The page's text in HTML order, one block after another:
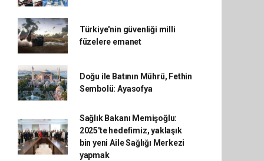
Türkiye'nin güvenliği milli
füzelere emanet
Doğu ile Batının Mührü, Fethin
Sembolü: Ayasofya
Sağlık Bakanı Memişoğlu:
2025'te hedefimiz, yaklaşık
bin yeni Aile Sağlığı Merkezi
yapmak